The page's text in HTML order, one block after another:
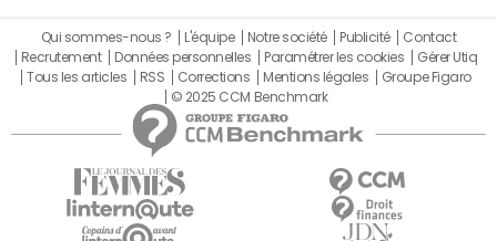
Qui sommes-nous ? L'équipe Notre société Publicité
Contact
Recrutement
Données personnelles Paramétrer les cookies
Gérer Utiq
Tous les articles
RSS Corrections Mentions légales
Groupe Figaro
© 2025 CCM Benchmark